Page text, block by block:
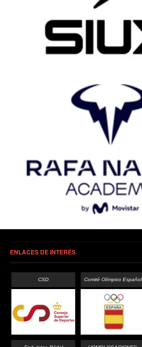
ENLACES DE INTERÉS
CSD Comité Olímpico Español